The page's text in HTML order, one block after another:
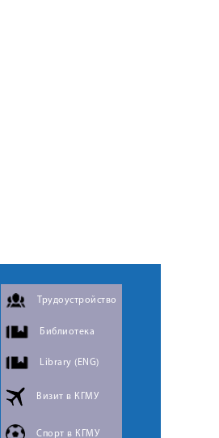
Трудоустройство
Библиотека
Library (ENG)
Визит в КГМУ
Спорт в КГМУ